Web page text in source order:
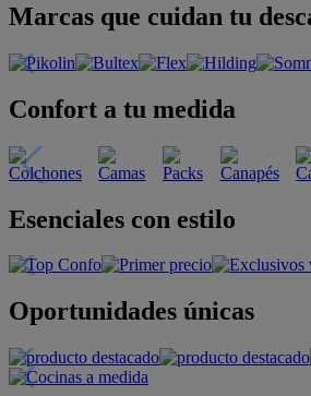
Marcas que cuidan tu
Confort a tu medida
Esenciales con estilo
Oportunidades únicas